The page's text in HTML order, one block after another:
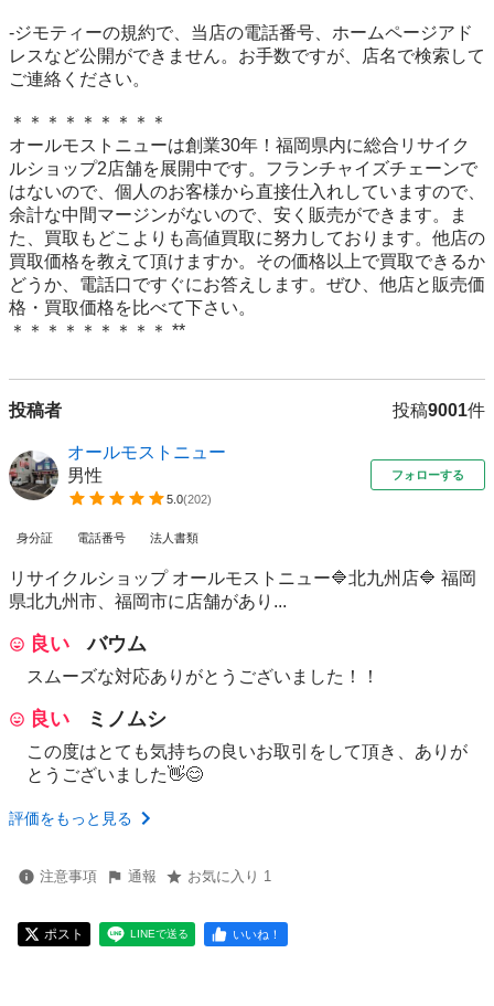
-ジモティーの規約で、当店の電話番号、ホームページアド
レスなど公開ができません。お手数ですが、店名で検索して
ご連絡ください。
＊＊＊＊＊＊＊＊＊
オールモストニューは創業30年！福岡県内に総合リサイク
ルショップ2店舗を展開中です。フランチャイズチェーンで
はないので、個人のお客様から直接仕入れしていますので、
余計な中間マージンがないので、安く販売ができます。ま
た、買取もどこよりも高値買取に努力しております。他店の
買取価格を教えて頂けますか。その価格以上で買取できるか
どうか、電話口ですぐにお答えします。ぜひ、他店と販売価
格・買取価格を比べて下さい。
投稿者 投稿9001件
オールモストニュー
男性
5.0(202)
フォローする
身分証 電話番号 法人書類
リサイクルショップ オールモストニュー🔷北九州店🔷 福岡
県北九州市、福岡市に店舗があり...
良い バウム
スムーズな対応ありがとうございました！！
良い ミノムシ
この度はとても気持ちの良いお取引をして頂き、ありが
とうございました👋😊
評価をもっと見る
注意事項 通報 お気に入り 1
ポスト LINEで送る いいね！